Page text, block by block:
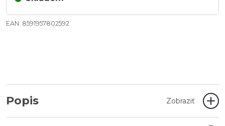
EAN: 8591957802592
Popis Zobraziť